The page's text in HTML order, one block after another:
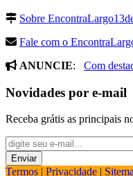
Sobre
Fale com o
ANUNCIE: Com
Novidades por e-mail
Receba grátis as principais
Termos Privacidade